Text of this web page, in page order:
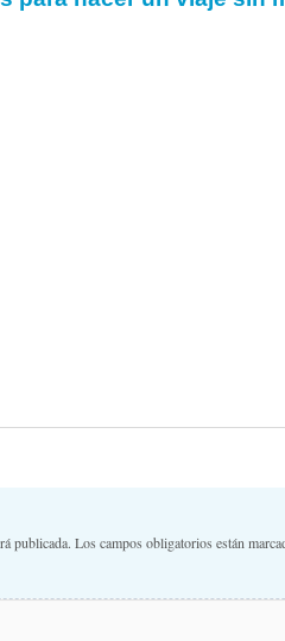
publicada. Los campos obligatorios están